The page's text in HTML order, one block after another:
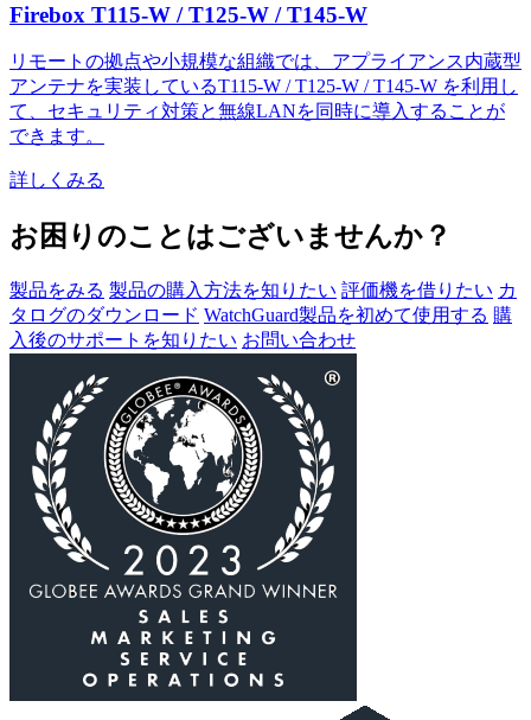
Firebox T115-W / T125-W / T145-W
リモートの拠点や小規模な組織では、アプライアンス内蔵型
アンテナを実装しているT115-W / T125-W / T145-W を利用し
て、セキュリティ対策と無線LANを同時に導入することが
できます。
詳しくみる
お困りのことはございませんか？
製品をみる 製品の購入方法を知りたい 評価機を借りたい カ
タログのダウンロード WatchGuard製品を初めて使用する 購
入後のサポートを知りたい お問い合わせ